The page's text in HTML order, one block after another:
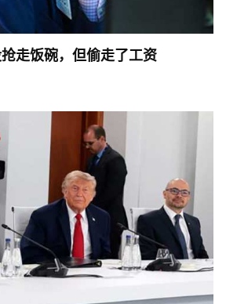
走饭碗，但偷走了工资